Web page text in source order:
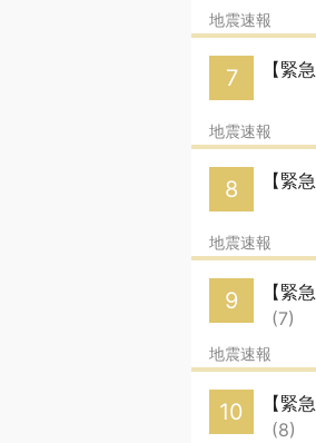
地震速報
7 【緊
地震速報
8 【緊
地震速報
9
【緊
(7)
地震速報
10
【緊
(8)